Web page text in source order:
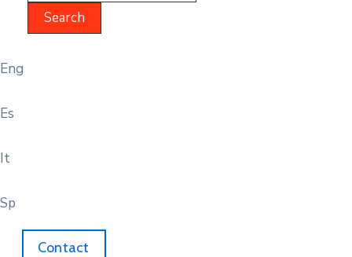
Eng
Es
It
Sp
Contact